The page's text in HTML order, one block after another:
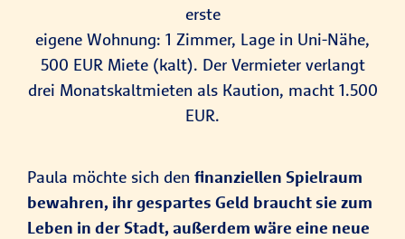
erste
eigene Wohnung: 1 Zimmer, Lage in Uni-Nähe,
500 EUR Miete (kalt). Der Vermieter verlangt
drei Monatskaltmieten als Kaution, macht 1.500
EUR.
Paula möchte sich den finanziellen Spielraum
bewahren, ihr gespartes Geld braucht sie zum
Leben in der Stadt, außerdem wäre eine neue